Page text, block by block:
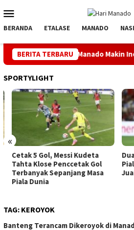
ke
kontenMobile
BERANDA ETALASE MANADO
BERITA TERBARU
Ketua Askot Manado Makin
SPORTYLIGHT
«
Cetak 5 Gol, Messi Kudeta
Tahta Klose Penccetak Gol
Terbanyak Sepanjang Masa
Piala Dunia
Dua
TAG: KEROYOK
Banteng Terancam Dikeroyok di